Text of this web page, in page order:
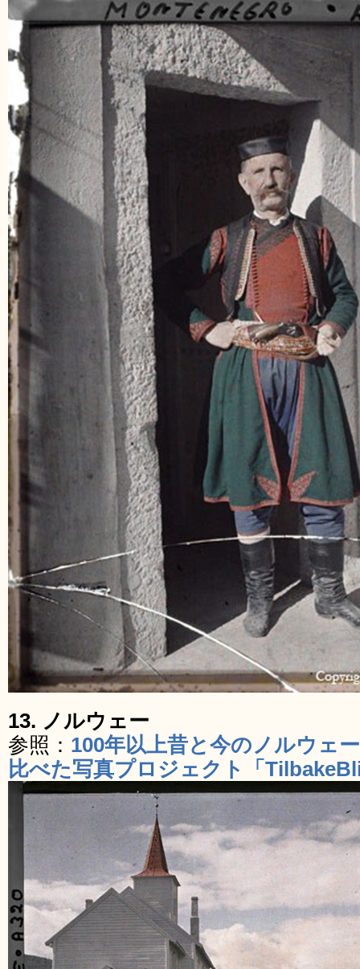
13. ノルウェー
参照： 100年以上昔と今のノルウェ
比べた写真プロジェクト「